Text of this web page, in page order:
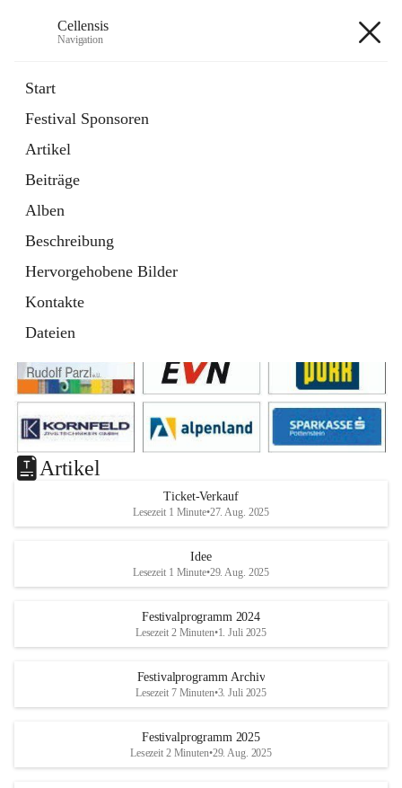
Cellensis
Navigation
Start
Festival Sponsoren
Artikel
Beiträge
Alben
Beschreibung
Hervorgehobene Bilder
Kontakte
Dateien
Festival Sponsoren
Artikel
Ticket-Verkauf
Lesezeit 1 Minute•27. Aug. 2025
Idee
Lesezeit 1 Minute•29. Aug. 2025
Festivalprogramm 2024
Lesezeit 2 Minuten•1. Juli 2025
Festivalprogramm Archiv
Lesezeit 7 Minuten•3. Juli 2025
Festivalprogramm 2025
Lesezeit 2 Minuten•29. Aug. 2025